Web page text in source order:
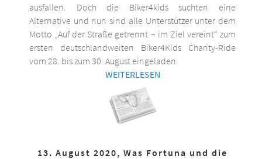
ausfallen. Doch die Biker4kids suchten eine
Alternative und nun sind alle Unterstützer unter dem
Motto „Auf der Straße getrennt – im Ziel vereint“ zum
ersten deutschlandweiten Biker4Kids Charity-Ride
vom 28. bis zum 30. August eingeladen.
WEITERLESEN
13. August 2020, Was Fortuna und die